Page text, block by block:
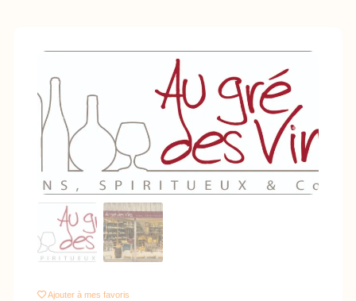
Previous Next
Ajouter à mes favoris